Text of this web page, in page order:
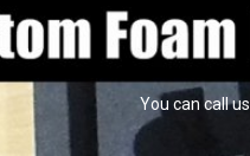
You can call us